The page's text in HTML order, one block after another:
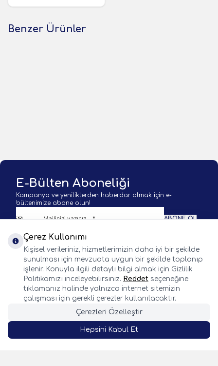
SEPETE EKLE
Benzer Ürünler
E-Bülten Aboneliği
Kampanya ve yeniliklerden haberdar olmak için e-
bültenimize abone olun!
ABONE OL
KVKK Sözleşmesi'ni
BALIK AVI KAMP VE DOĞA SPORLARI
Instagram
Önemli Bilgiler
Çerez Kullanımı
Kişisel verileriniz, hizmetlerimizin daha iyi bir şekilde
sunulması için mevzuata uygun bir şekilde toplanıp
işlenir. Konuyla ilgili detaylı bilgi almak için Gizlilik
Politikamızı inceleyebilirsiniz. Reddet seçeneğine
tıklamanız halinde yalnızca internet sitemizin
çalışması için gerekli çerezler kullanılacaktır.
Çerezleri Özelleştir
Hepsini Kabul Et